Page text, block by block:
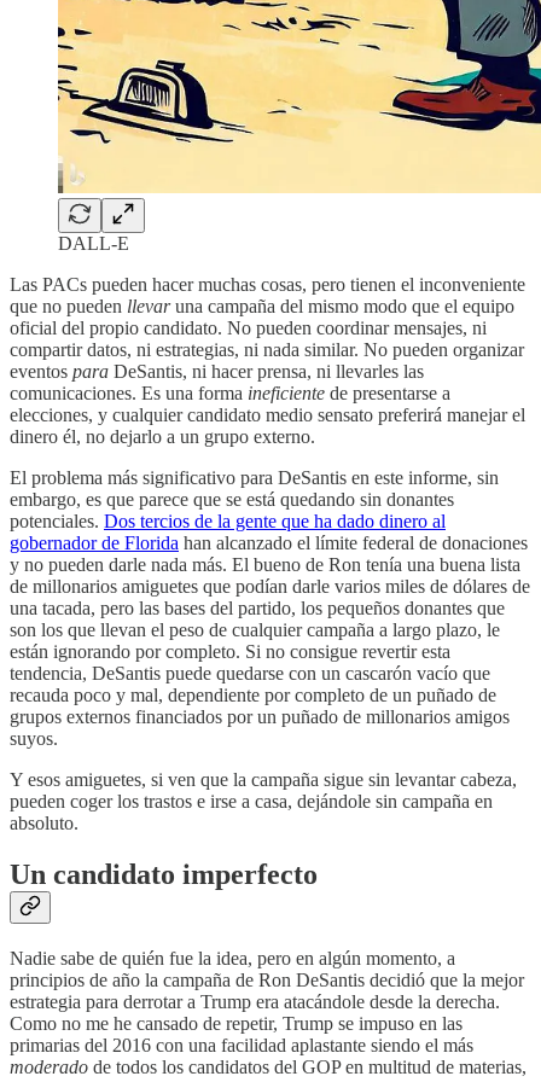
DALL-E
Las PACs pueden hacer muchas cosas, pero tienen el inconveniente
que no pueden llevaruna campaña del mismo modo que el equipo
oficial del propio candidato. No pueden coordinar mensajes, ni
compartir datos, ni estrategias, ni nada similar. No pueden organizar
eventos para DeSantis, ni hacer prensa, ni llevarles las
comunicaciones. Es una forma ineficiente de presentarse a
elecciones, y cualquier candidato medio sensato preferirá manejar el
dinero él, no dejarlo a un grupo externo.
El problema más significativo para DeSantis en este informe, sin
embargo, es que parece que se está quedando sin donantes
potenciales. Dos tercios de la gente que ha dado dinero al
gobernador de Florida han alcanzado el límite federal de donaciones
y no pueden darle nada más. El bueno de Ron tenía una buena lista
de millonarios amiguetes que podían darle varios miles de dólares de
una tacada, pero las bases del partido, los pequeños donantes que
son los que llevan el peso de cualquier campaña a largo plazo, le
están ignorando por completo. Si no consigue revertir esta
tendencia, DeSantis puede quedarse con un cascarón vacío que
recauda poco y mal, dependiente por completo de un puñado de
grupos externos financiados por un puñado de millonarios amigos
suyos.
Y esos amiguetes, si ven que la campaña sigue sin levantar cabeza,
pueden coger los trastos e irse a casa, dejándole sin campaña en
absoluto.
Un candidato imperfecto
Nadie sabe de quién fue la idea, pero en algún momento, a
principios de año la campaña de Ron DeSantis decidió que la mejor
estrategia para derrotar a Trump era atacándole desde la derecha.
Como no me he cansado de repetir, Trump se impuso en las
primarias del 2016 con una facilidad aplastante siendo el más
moderado de todos los candidatos del GOP en multitud de materias,